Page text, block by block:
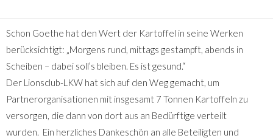
Schon Goethe hat den Wert der Kartoffel in seine Werken
berücksichtigt: „Morgens rund, mittags gestampft, abends in
Scheiben – dabei soll’s bleiben. Es ist gesund.“
Der Lionsclub-LKW hat sich auf den Weg gemacht, um
Partnerorganisationen mit insgesamt 7 Tonnen Kartoffeln zu
versorgen, die dann von dort aus an Bedürftige verteilt
wurden. Ein herzliches Dankeschön an alle Beteiligten und